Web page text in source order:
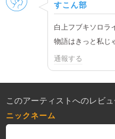
すこん部
白上フブキソロラ
物語はきっと私じ
通報する
このアーティストへのレビ
ニックネーム